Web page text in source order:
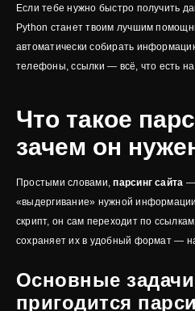
Если тебе нужно быстро получить
Python станет твоим лучшим
автоматически собирать
телефоны, ссылки — всё, что есть на
Что такое
зачем он
Простыми словами,парсинг сайта —
«выдергивание» нужной
скрипт, он сам переходит по
сохраняет их в удобный формат —
Основные
пригодится